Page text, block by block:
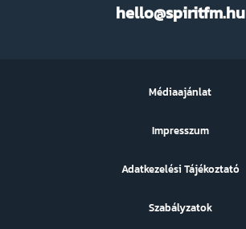
hello@spiritfm.hu
FM
Médiaajánlat
Impresszum
Adatkezelési Tájékoztató
Szabályzatok